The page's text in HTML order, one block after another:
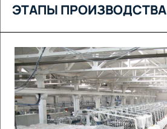
ЭТАПЫ ПРОИЗВОДСТВА